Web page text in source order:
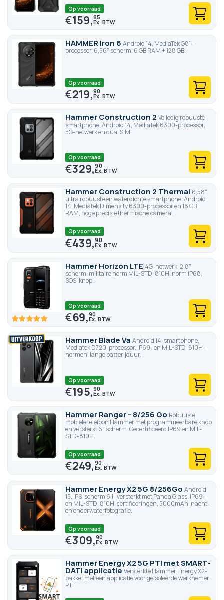
Op voorraad
€159,85
HAMMER Iron 6 Android 14, MediaTek G81-
processor, 6,56" scherm, 6 GB RAM + 128 GB.
Op voorraad
€219,90
Hammer Construction 2 Volledig robuuste
smartphone, Android 14, MediaTek 6300-processor,
5G-netwerk en dual SIM.
Op voorraad
€329,90
Hammer Construction 2 Thermal 6,58"
ultra robuuste en waterdichte smartphone, Android
14, Mediatek Dimensity 6300-processor en 16 GB
RAM, hoge precisie thermische camera.
Op voorraad
€439,90
Hammer Horizon LTE 4G-netwerk, 2.8"
scherm, militaire norm MIL-STD-810H, norm IP68,
SOS-knop.
100 100
Op voorraad
€69,90
Hammer Blade Va Android 14-smartphone,
Mediatek D720-processor, IP69- en MIL-STD-810H-
normen, lange batterijduur.
Op voorraad
€195,90
Hammer Ranger - 8/256 Go Robuuste
mobiele telefoon Hammer met programmeerbare knop
en versterkt 6" scherm. Gecertificeerd IP69 en MIL-
STD-810H.
Op voorraad
€249,90
Hammer Energy X2 5G 8/256Go Android
15, IPS-scherm 6,1" versterkt met Panda Glass, IP69-
en MIL-STD-810H-certificeringen, 5000mAh, nacht-
en onderwaterfotografie.
Op voorraad
€309,90
Hammer Energy X2 5G PTI met SMART-
DATI applicatieVersterkte Hammer Energy X2-
pakket met een applicatie voor geïsoleerde werknemer
PTI